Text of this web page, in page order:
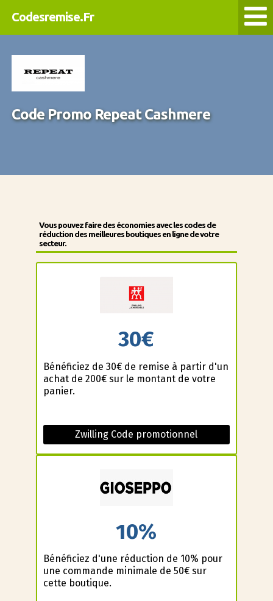
Codesremise.Fr
Code Promo Repeat Cashmere
Vous pouvez faire des économies avec les codes de
réduction des meilleures boutiques en ligne de votre
secteur.
30€
Bénéficiez de 30€ de remise à partir d'un
achat de 200€ sur le montant de votre
panier.
Zwilling Code promotionnel
10%
Bénéficiez d'une réduction de 10% pour
une commande minimale de 50€ sur
cette boutique.